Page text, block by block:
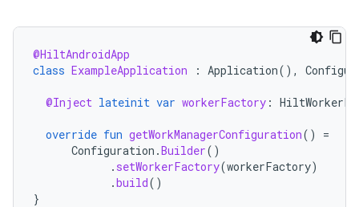
@HiltAndroidApp
class ExampleApplication : Application(),
@Inject lateinit var workerFactory :
override fun getWorkManagerConfiguration()
=
Configuration .Builder()
. setWorkerFactory(workerFactory)
.build()
}